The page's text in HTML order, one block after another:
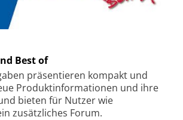
Best of
präsentieren kompakt und
Produkt­informationen und ihre
bieten für Nutzer wie
zusätzliches Forum.